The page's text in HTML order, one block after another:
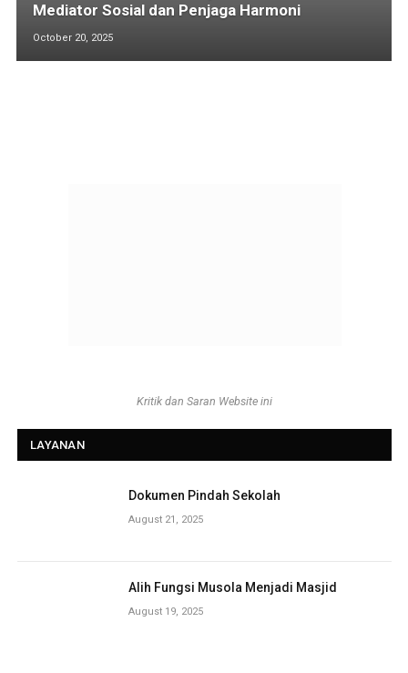
Mediator Sosial dan Penjaga Harmoni
October 20, 2025
Kritik dan Saran Website ini
LAYANAN
Dokumen Pindah Sekolah
August 21, 2025
Alih Fungsi Musola Menjadi Masjid
August 19, 2025